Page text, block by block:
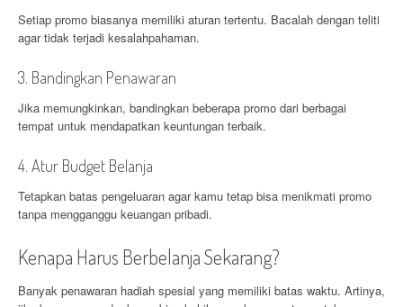
Setiap promo biasanya memiliki aturan tertentu. Bacalah dengan teliti
agar tidak terjadi kesalahpahaman.
3. Bandingkan Penawaran
Jika memungkinkan, bandingkan beberapa promo dari berbagai
tempat untuk mendapatkan keuntungan terbaik.
4. Atur Budget Belanja
Tetapkan batas pengeluaran agar kamu tetap bisa menikmati promo
tanpa mengganggu keuangan pribadi.
Kenapa Harus Berbelanja Sekarang?
Banyak penawaran hadiah spesial yang memiliki batas waktu. Artinya,